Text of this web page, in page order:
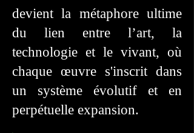
devient la métaphore ultime
du lien entre l’art, la
technologie et le vivant, où
chaque œuvre s'inscrit dans
un système évolutif et en
perpétuelle expansion.